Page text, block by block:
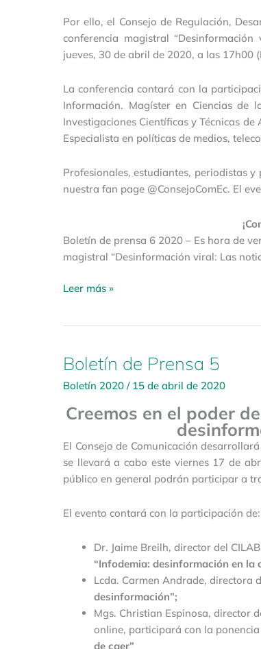
Por ello, el Consejo de Regulación,
conferencia magistral
jueves, 30 de abril de 2020, a las 17h00
La conferencia contará con la
Información. Magíster en Ciencias de
Investigaciones Científicas y Técnicas
Especialista en políticas de medios,
Profesionales, estudiantes, periodistas
nuestra fan page @ConsejoComEc. El
Boletín de prensa 6 2020 – Es hora de
magistral “Desinformación viral: Las
Leer más »
Boletín de Prensa 5
Boletín 2020 / 15 de abril de 2020
Creemos en el poder
El Consejo de Comunicación
se llevará a cabo este viernes 17 de
público en general podrán participar a
El evento contará con la participación de:
Dr. Jaime Breilh, director del
“Infodemia: desinformación en
Lcda. Carmen Andrade, directora
desinformación”;
Mgs. Christian Espinosa, director
online, participará con la ponencia
de caer”
Boletín
Prensa
5